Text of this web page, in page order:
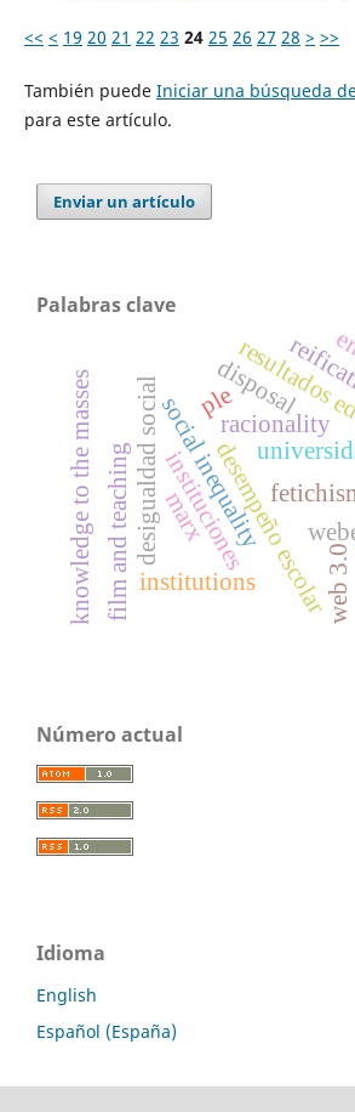
<< < 19 20 21 22 23 24 25 26 27 28 > >>
También puede Iniciar una búsqueda
para este artículo.
Enviar un artículo
Palabras clave
desempeño escolar
social inequality
desigualdad social racionality
institutions
instituciones
disposal
marx
film and teaching
ple
web 3.0
knowledge to the masses
Número actual
Idioma
English
Español (España)